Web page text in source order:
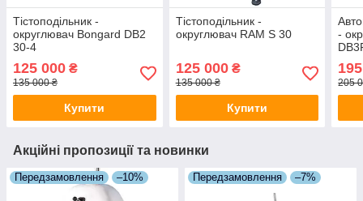
Тістоподільник -
округлювач Bongard DB2
30-4
125 000 ₴
135 000 ₴
Купити
Тістоподільник -
округлювач RAM S 30
125 000₴
135 000 ₴
Купити
-
205
Акційні пропозиції та новинки
Передзамовлення –10% Передзамовлення –7%